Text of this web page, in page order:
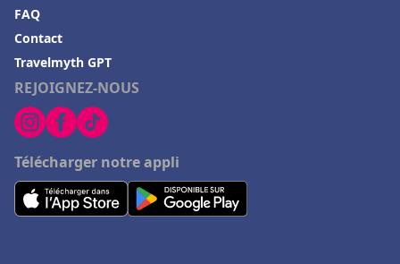
REJOIGNEZ-NOUS
Télécharger notre appli
FAQ
Contact
Travelmyth GPT